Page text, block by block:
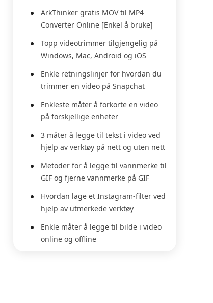
ArkThinker gratis MOV til MP4
Converter Online [Enkel å bruke]
Topp videotrimmer tilgjengelig på
Windows, Mac, Android og iOS
Enkle retningslinjer for hvordan du
trimmer en video på Snapchat
Enkleste måter å forkorte en video
på forskjellige enheter
3 måter å legge til tekst i video ved
hjelp av verktøy på nett og uten nett
Metoder for å legge til vannmerke til
GIF og fjerne vannmerke på GIF
Hvordan lage et Instagram-filter ved
hjelp av utmerkede verktøy
Enkle måter å legge til bilde i video
online og offline